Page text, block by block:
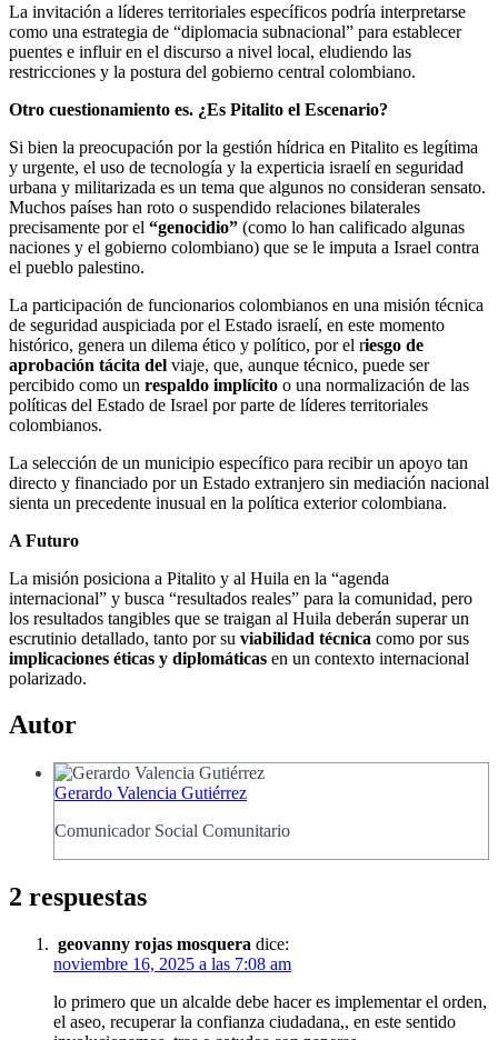
La invitación a líderes territoriales específicos podría interpretarse
como una estrategia de “diplomacia subnacional” para establecer
puentes e influir en el discurso a nivel local, eludiendo las
restricciones y la postura del gobierno central colombiano.
Otro cuestionamiento es. ¿Es Pitalito el Escenario?
Si bien la preocupación por la gestión hídrica en Pitalito es legítima
y urgente, el uso de tecnología y la experticia israelí en seguridad
urbana y militarizada es un tema que algunos no consideran sensato.
Muchos países han roto o suspendido relaciones bilaterales
precisamente por el “genocidio” (como lo han calificado algunas
naciones y el gobierno colombiano) que se le imputa a Israel contra
el pueblo palestino.
La participación de funcionarios colombianos en una misión técnica
de seguridad auspiciada por el Estado israelí, en este momento
histórico, genera un dilema ético y político, por el riesgo de
aprobación tácita del viaje, que, aunque técnico, puede ser
percibido como un respaldo implícito o una normalización de las
políticas del Estado de Israel por parte de líderes territoriales
colombianos.
La selección de un municipio específico para recibir un apoyo tan
directo y financiado por un Estado extranjero sin mediación nacional
sienta un precedente inusual en la política exterior colombiana.
A Futuro
La misión posiciona a Pitalito y al Huila en la “agenda
internacional” y busca “resultados reales” para la comunidad, pero
los resultados tangibles que se traigan al Huila deberán superar un
escrutinio detallado, tanto por su viabilidad técnica como por sus
implicaciones éticas y diplomáticas en un contexto internacional
polarizado.
Autor
Gerardo Valencia Gutiérrez
Comunicador Social Comunitario
2 respuestas
geovanny rojas mosquera dice:
noviembre 16, 2025 a las 7:08 am
lo primero que un alcalde debe hacer es implementar el orden,
el aseo, recuperar la confianza ciudadana,, en este sentido